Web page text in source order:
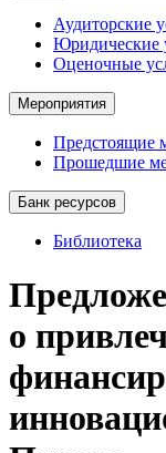
Аудиторские
Юридические
Оценочные
Мероприятия
Предстоящие
Прошедшие
Банк ресурсов
Библиотека
о